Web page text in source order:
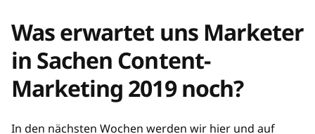
Was erwartet uns Marketer
in Sachen Content-
Marketing 2019 noch?
In den nächsten Wochen werden wir hier und auf